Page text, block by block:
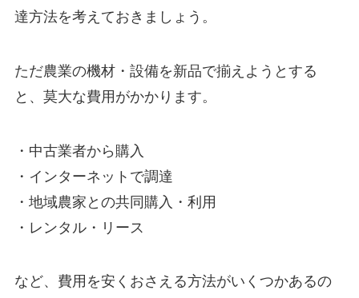
達方法を考えておきましょう 。
ただ農業の機材・設備を新品で揃えようとする
と、莫大な費用がかかります。
・中古業者から購入
・インターネットで調達
・地域農家との共同購入・利用
・レンタル・リース
など、 費用を安くおさえる方法がいくつかあるの